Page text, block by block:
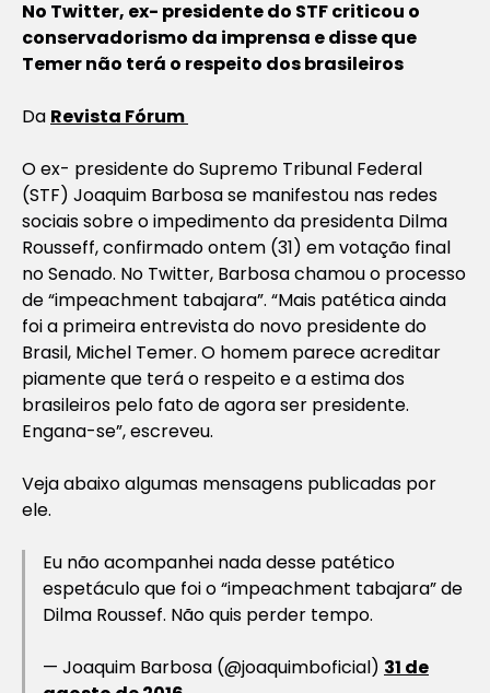
No Twitter, ex- presidente do STF criticou o
conservadorismo da imprensa e disse que
Temer não terá o respeito dos brasileiros
Da Revista Fórum
O ex- presidente do Supremo Tribunal Federal
(STF) Joaquim Barbosa se manifestou nas redes
sociais sobre o impedimento da presidenta Dilma
Rousseff, confirmado ontem (31) em votação final
no Senado. No Twitter, Barbosa chamou o processo
de “impeachment tabajara”. “Mais patética ainda
foi a primeira entrevista do novo presidente do
Brasil, Michel Temer. O homem parece acreditar
piamente que terá o respeito e a estima dos
brasileiros pelo fato de agora ser presidente.
Engana-se”, escreveu.
Veja abaixo algumas mensagens publicadas por
ele.
Eu não acompanhei nada desse patético
espetáculo que foi o “impeachment tabajara” de
Dilma Roussef. Não quis perder tempo.
— Joaquim Barbosa (@joaquimboficial) 31 de